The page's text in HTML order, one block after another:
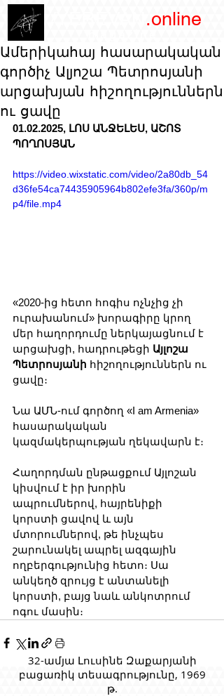
.online
Ամերիկահայ հասարակական
գործիչ Ալյոշա Պետրոսյանի
արցախյան հիշողություններն
ու ցավը
01.02.2025, ԼՈՍ ԱՆՋԵԼԵՍ, ԱՇՈՏ
ՊՈՂՈՍՅԱՆ
https://video.wixstatic.com/video/2a80db_54
d36fe54ca74435905964b802efe3fa/360p/m
p4/file.mp4
«2020-ից հետո հոգիս ոչնչից չի
ուրախանում» խորագիրը կրող
մեր հաղորդումը ներկայացնում է
արցախցի, հադրութեցի Այլոշա
Պետրոսյանի հիշողություններն ու
ցավը։
Նա ԱՄՆ-ում գործող «I am Armenia»
հասարակական
կազմակերպության ղեկավարն է։
Հաղորդման ընթացքում Այլոշան
կիսվում է իր խորին
ապրումներով, հայրենիքի
կորստի ցավով և այն
մտորումներով, թե ինչպես
շարունակել ապրել ազգային
ողբերգությունից հետո։ Սա
անկեղծ զրույց է անտանելի
կորստի, բայց նաև անկոտրում
ոգու մասին։
32-ամյա Լուսինե Զաքարյանի
բացառիկ տեսագրությունը, 1969
թ.